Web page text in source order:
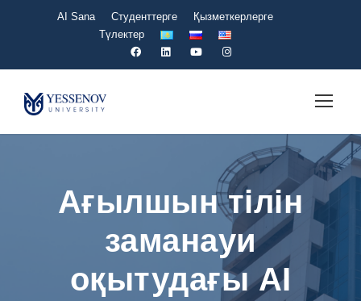
AI Sana Студенттерге
Қызметкерлерге
Түлектер
Ағылшын тілін
заманауи
оқытудағы AI